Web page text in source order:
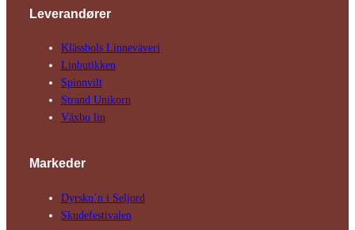
Leverandører
Klässbols Linne­väveri
Linbutikken
Spinnvilt
Strand Unikorn
Växbo lin
Markeder
Dyrsku´n i Seljord
Skude­fes­tivalen